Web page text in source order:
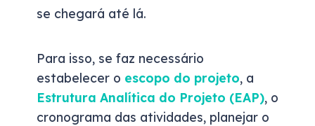
se chegará até lá.
Para isso, se faz necessário
estabelecer o escopo do projeto, a
Estrutura Analítica do Projeto (EAP), o
cronograma das atividades, planejar o